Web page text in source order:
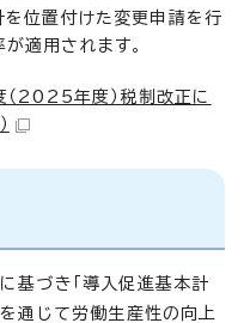
位置付けた変更申請を行
適用されます。
2025年度）税制改正に
基づき「導入促進基本計
通じて労働生産性の向上